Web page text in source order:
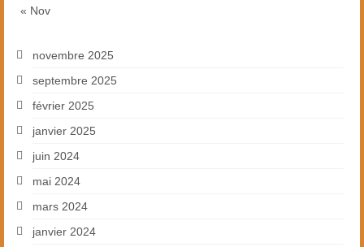
« Nov
novembre 2025
septembre 2025
février 2025
janvier 2025
juin 2024
mai 2024
mars 2024
janvier 2024